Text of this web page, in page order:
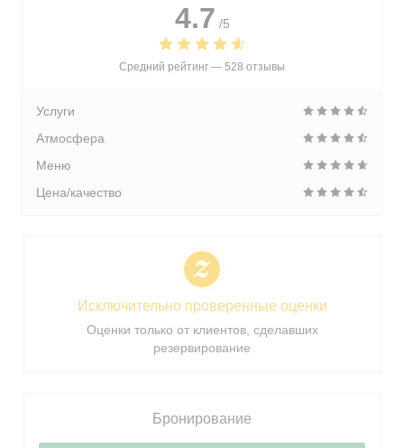
4.7 /5
Средний рейтинг — 528 отзывы
Услуги
Атмосфера
Меню
Цена/качество
Исключительно проверенные оценки
Оценки только от клиентов, сделавших
резервирование
Бронирование